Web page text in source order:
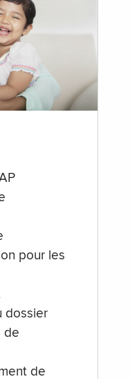
pour les
dossier
de
de